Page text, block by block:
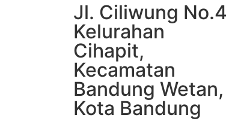
Jl. Ciliwung No.4
Kelurahan
Cihapit,
Kecamatan
Bandung Wetan,
Kota Bandung